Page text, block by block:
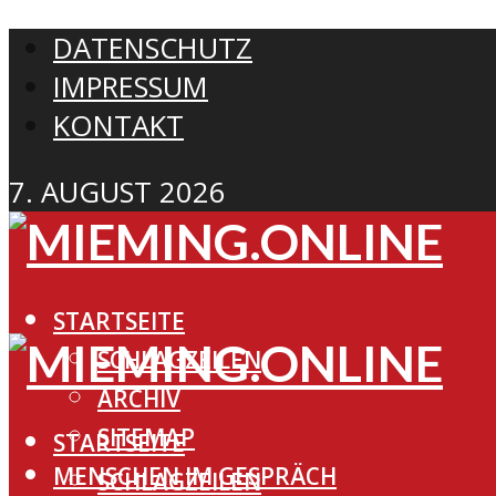
DATENSCHUTZ
IMPRESSUM
KONTAKT
7. AUGUST 2026
STARTSEITE
SCHLAGZEILEN
ARCHIV
SITEMAP
MENSCHEN IM GESPRÄCH
STARTSEITE
SCHLAGZEILEN